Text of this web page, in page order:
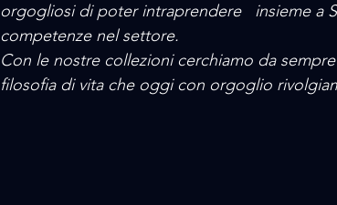
orgogliosi di poter intraprendere   insieme a
competenze nel settore.
Con le nostre collezioni cerchiamo da
filosofia di vita che oggi con orgoglio